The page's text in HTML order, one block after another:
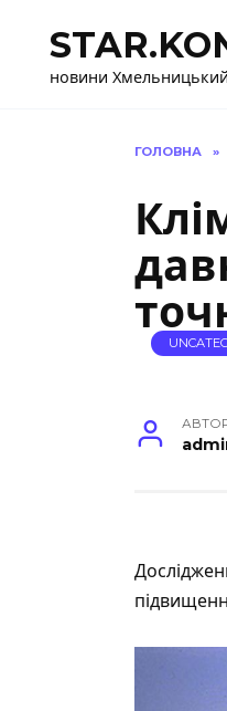
вмісту
новини Хмельницький
ГОЛОВНА »